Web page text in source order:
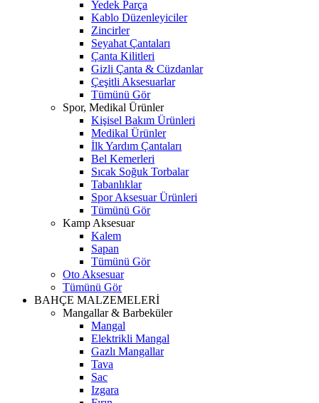
Yedek Parça
Kablo Düzenleyiciler
Zincirler
Seyahat Çantaları
Çanta Kilitleri
Gizli Çanta & Cüzdanlar
Çeşitli Aksesuarlar
Tümünü Gör
Spor, Medikal Ürünler
Kişisel Bakım Ürünleri
Medikal Ürünler
İlk Yardım Çantaları
Bel Kemerleri
Sıcak Soğuk Torbalar
Tabanlıklar
Spor Aksesuar Ürünleri
Tümünü Gör
Kamp Aksesuar
Kalem
Sapan
Tümünü Gör
Oto Aksesuar
Tümünü Gör
BAHÇE MALZEMELERİ
Mangallar & Barbeküler
Mangal
Elektrikli Mangal
Gazlı Mangallar
Tava
Sac
Izgara